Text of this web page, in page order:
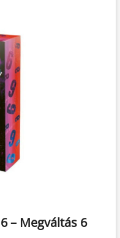
– Megváltás 6